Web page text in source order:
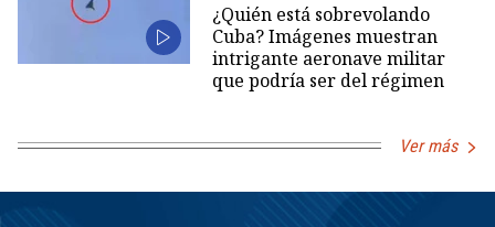
¿Quién está sobrevolando
Cuba? Imágenes muestran
intrigante aeronave militar
que podría ser del régimen
Ver más